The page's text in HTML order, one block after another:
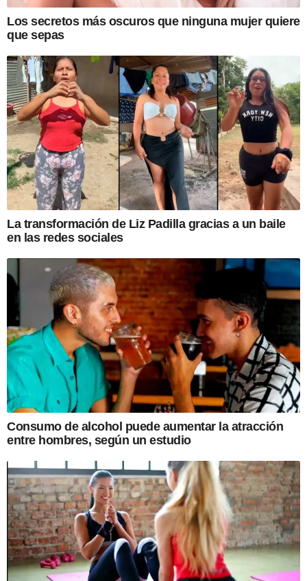
Los secretos más oscuros que ninguna mujer quiere
que sepas
La transformación de Liz Padilla gracias a un baile
en las redes sociales
Consumo de alcohol puede aumentar la atracción
entre hombres, según un estudio